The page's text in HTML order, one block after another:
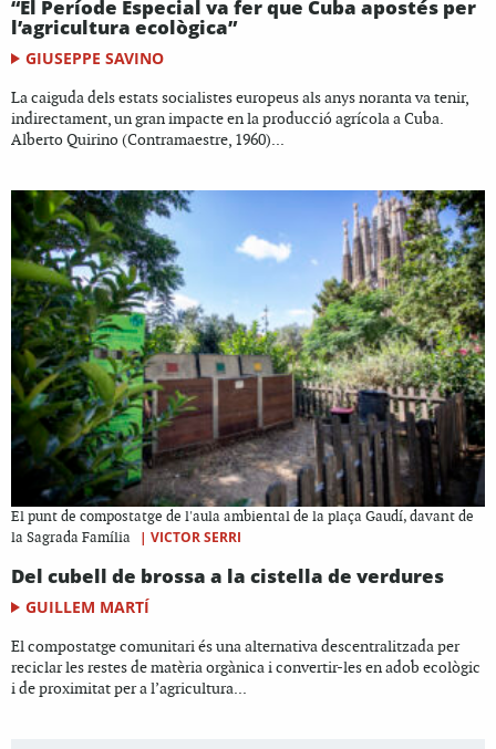
“El Període Especial va fer que Cuba apostés per
l’agricultura ecològica”
GIUSEPPE SAVINO
La caiguda dels estats socialistes europeus als anys noranta va tenir,
indirectament, un gran impacte en la producció agrícola a Cuba.
Alberto Quirino (Contramaestre, 1960)...
El punt de compostatge de l'aula ambiental de la plaça Gaudí, davant de
la Sagrada Família
| VICTOR SERRI
Del cubell de brossa a la cistella de verdures
GUILLEM MARTÍ
El compostatge comunitari és una alternativa descentralitzada per
reciclar les restes de matèria orgànica i convertir-les en adob ecològic
i de proximitat per a l’agricultura...